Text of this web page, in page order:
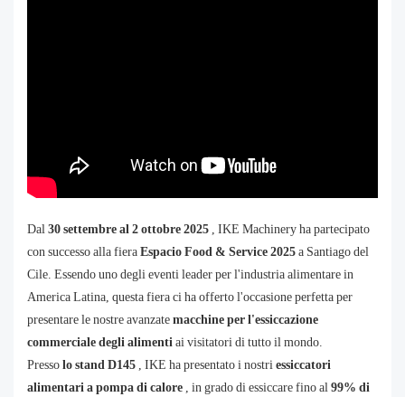
Dal30 settembre al 2 ottobre 2025 , IKE Machinery ha partecipato
con successo alla fieraEspacio Food & Service 2025a Santiago del
Cile. Essendo uno degli eventi leader per l'industria alimentare in
America Latina, questa fiera ci ha offerto l'occasione perfetta per
presentare le nostre avanzatemacchine per l'essiccazione
commerciale degli alimentiai visitatori di tutto il mondo.
Pressolo stand D145 , IKE ha presentato i nostriessiccatori
alimentari a pompa di calore , in grado di essiccare fino al99% di